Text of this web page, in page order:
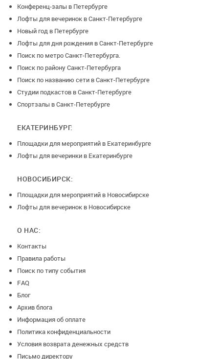
Конференц-залы в Петербурге
Лофты для вечеринок в Санкт-Петербурге
Новый год в Петербурге
Лофты для дня рождения в Санкт-Петербурге
Поиск по метро Санкт-Петербурга.
Поиск по району Санкт-Петербурга
Поиск по названию сети в Санкт-Петербурге
Студии подкастов в Санкт-Петербурге
Спортзалы в Санкт-Петербурге
ЕКАТЕРИНБУРГ:
Площадки для мероприятий в Екатеринбурге
Лофты для вечеринки в Екатеринбурге
НОВОСИБИРСК:
Площадки для мероприятий в Новосибирске
Лофты для вечеринок в Новосибирске
О НАС:
Контакты
Правила работы
Поиск по типу события
FAQ
Блог
Архив блога
Информация об оплате
Политика конфиденциальности
Условия возврата денежных средств
Письмо директору